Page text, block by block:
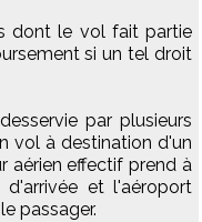
dont le vol fait partie
si un tel droit
par plusieurs
vol à destination d'un
aérien effectif prend à
et l'aéroport
passager.